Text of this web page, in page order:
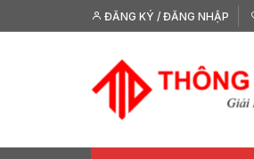
tới
ĐĂNG KÝ / ĐĂNG NHẬP